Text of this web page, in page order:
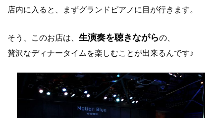
店内に入ると、まずグランドピアノに目が行きます。
そう、このお店は、 生演奏を聴きながらの、
贅沢なディナータイムを楽しむことが出来るんです♪